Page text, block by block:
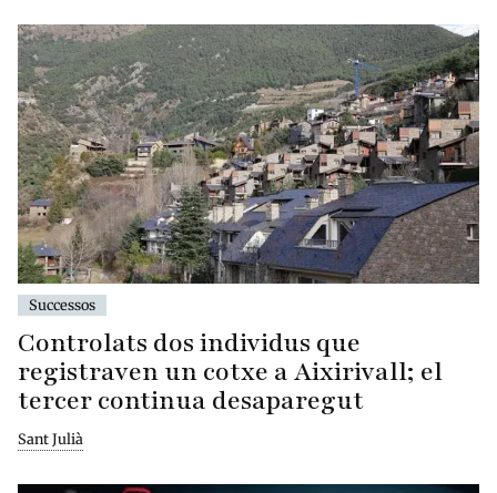
Successos
Controlats dos individus que
registraven un cotxe a Aixirivall; el
tercer continua desaparegut
Sant Julià